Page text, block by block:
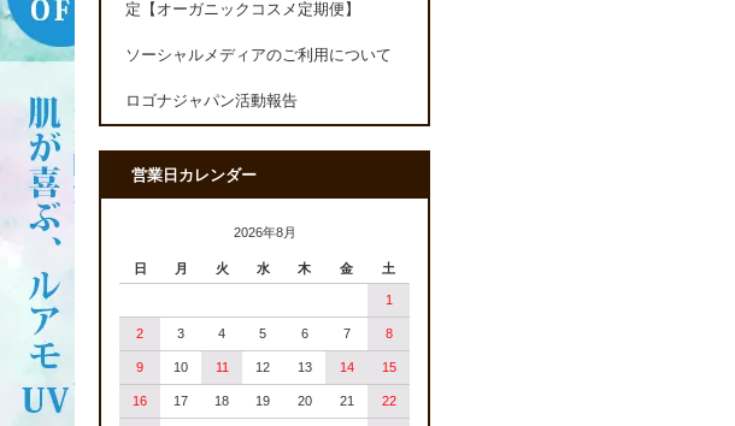
定【オーガニックコスメ定期便】
ソーシャルメディアのご利用について
ロゴナジャパン活動報告
営業日カレンダー
2026年8月
日 月 火 水 木 金 土
1
2 3 4 5 6 7 8
9 10 11 12 13 14 15
16 17 18 19 20 21 22